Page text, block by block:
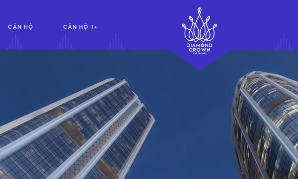
CĂN HỘ CĂN HỘ 1+